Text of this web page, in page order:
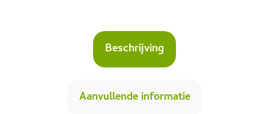
Beschrijving
Aanvullende informatie